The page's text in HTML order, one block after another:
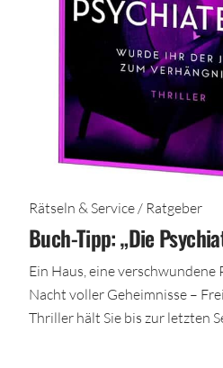
Rätseln & Service / Ratgeber
Buch-Tipp: „Die
Ein Haus, eine
Nacht voller Geheimnisse –
Thriller hält Sie bis zur letzten